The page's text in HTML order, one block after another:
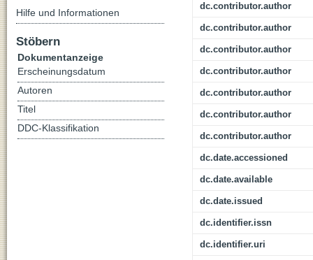
dc.contributor.author
dc.contributor.author
dc.contributor.author
dc.contributor.author
dc.contributor.author
dc.contributor.author
dc.contributor.author
dc.date.accessioned
dc.date.available
dc.date.issued
dc.identifier.issn
dc.identifier.uri
Hilfe und Informationen
Stöbern
Dokumentanzeige
Erscheinungsdatum
Autoren
Titel
DDC-Klassifikation